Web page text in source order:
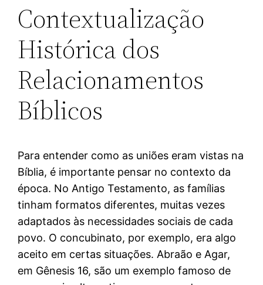
Contextualização
Histórica dos
Relacionamentos
Bíblicos
Para entender como as uniões eram vistas na
Bíblia, é importante pensar no contexto da
época. No Antigo Testamento, as famílias
tinham formatos diferentes, muitas vezes
adaptados às necessidades sociais de cada
povo. O concubinato, por exemplo, era algo
aceito em certas situações. Abraão e Agar,
em Gênesis 16, são um exemplo famoso de